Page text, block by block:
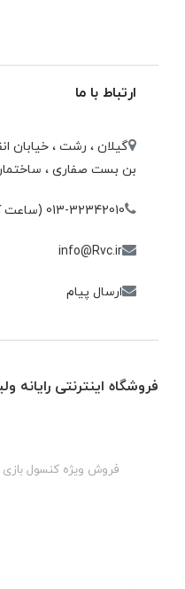
ارتباط با ما
گیلان ، رشت ، خيابان
بن بست صفاری ،
013-32342010 (ساعت کاری 9 الی 20:30)
info@Rvc.ir
ارسال پیام
فروشگاه اینترنتی رایانه
فروش ویژه کنسول بازی